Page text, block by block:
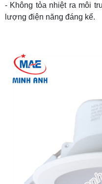
- Không tỏa nhiệt ra môi
lượng điện năng đáng kể.